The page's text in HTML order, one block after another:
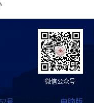
微信公众号